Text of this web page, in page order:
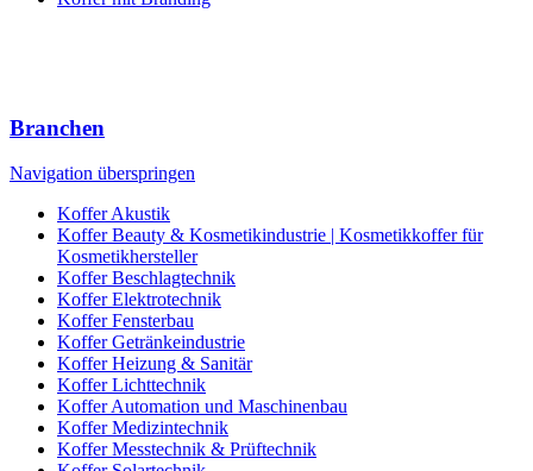
Branchen
Navigation überspringen
Koffer Akustik
Koffer Beauty & Kosmetikindustrie | Kosmetikkoffer für
Kosmetikhersteller
Koffer Beschlagtechnik
Koffer Elektrotechnik
Koffer Fensterbau
Koffer Getränkeindustrie
Koffer Heizung & Sanitär
Koffer Lichttechnik
Koffer Automation und Maschinenbau
Koffer Medizintechnik
Koffer Messtechnik & Prüftechnik